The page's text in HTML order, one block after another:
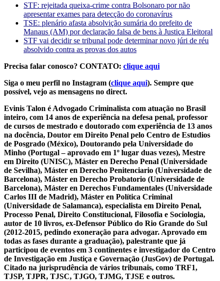
STF: rejeitada queixa-crime contra Bolsonaro por não
apresentar exames para detecção do coronavírus
TSE: plenário afasta absolvição sumária do prefeito de
Manaus (AM) por declaração falsa de bens à Justiça Eleitoral
STF vai decidir se tribunal pode determinar novo júri de réu
absolvido contra as provas dos autos
Precisa falar conosco? CONTATO: clique aqui
Siga o meu perfil no Instagram (clique aqui). Sempre que
possível, vejo as mensagens no direct.
Evinis Talon é Advogado Criminalista com atuação no Brasil
inteiro, com 14 anos de experiência na defesa penal, professor
de cursos de mestrado e doutorado com experiência de 13 anos
na docência, Doutor em Direito Penal pelo Centro de Estudios
de Posgrado (México), Doutorando pela Universidade do
Minho (Portugal – aprovado em 1º lugar duas vezes), Mestre
em Direito (UNISC), Máster en Derecho Penal (Universidade
de Sevilha), Máster en Derecho Penitenciario (Universidade de
Barcelona), Máster en Derecho Probatorio (Universidade de
Barcelona), Máster en Derechos Fundamentales (Universidade
Carlos III de Madrid), Máster en Política Criminal
(Universidade de Salamanca), especialista em Direito Penal,
Processo Penal, Direito Constitucional, Filosofia e Sociologia,
autor de 10 livros, ex-Defensor Público do Rio Grande do Sul
(2012-2015, pedindo exoneração para advogar. Aprovado em
todas as fases durante a graduação), palestrante que já
participou de eventos em 3 continentes e investigador do Centro
de Investigação em Justiça e Governação (JusGov) de Portugal.
Citado na jurisprudência de vários tribunais, como TRF1,
TJSP, TJPR, TJSC, TJGO, TJMG, TJSE e outros.